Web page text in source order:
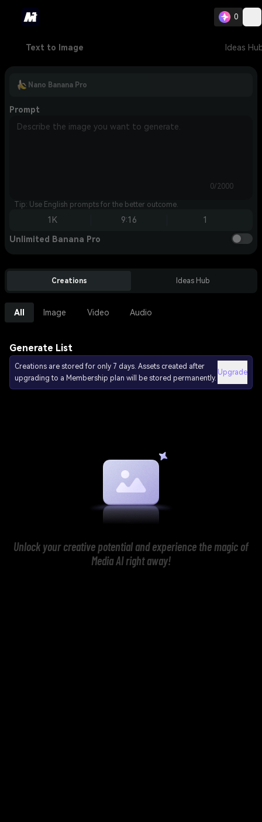
0
Text to Image Ideas
Nano Banana Pro
Prompt
0/2000
Tip: Use English prompts for the better outcome.
1K 9:16 1
Unlimited Banana Pro
Creations Ideas Hub
All Image Video Audio
Generate List
Creations are stored for only 7 days. Assets created after
upgrading to a Membership plan will be stored permanently.
Upgrade
Unlock your creative potential and experience the magic of
Media AI right away!